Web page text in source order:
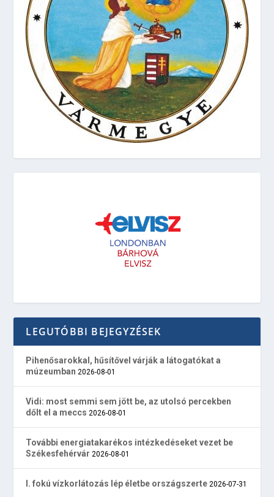
LEGUTÓBBI BEJEGYZÉSEK
Pihenősarokkal, hűsítővel várják a látogatókat a
múzeumban 2026-08-01
Vidi: most semmi sem jött be, az utolsó percekben
dőlt el a meccs 2026-08-01
További energiatakarékos intézkedéseket vezet be
Székesfehérvár 2026-08-01
I. fokú vízkorlátozás lép életbe országszerte 2026-07-31